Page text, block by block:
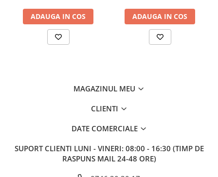
ADAUGA IN COS ADAUGA IN COS
MAGAZINUL MEU
CLIENTI
DATE COMERCIALE
SUPORT CLIENTI LUNI - VINERI: 08:00 - 16:30 (TIMP DE
RASPUNS MAIL 24-48 ORE)